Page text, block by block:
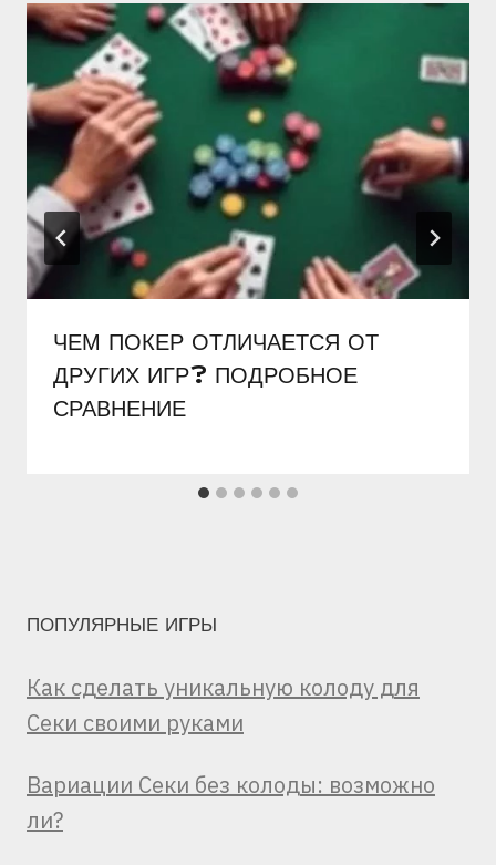
ЧЕМ ПОКЕР ОТЛИЧАЕТСЯ ОТ
ДРУГИХ ИГР? ПОДРОБНОЕ
СРАВНЕНИЕ
ПОПУЛЯРНЫЕ ИГРЫ
Как сделать уникальную колоду для
Секи своими руками
Вариации Секи без колоды: возможно
ли?